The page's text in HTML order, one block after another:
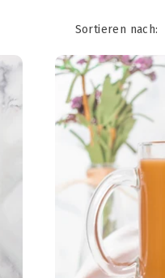
o
n
Sortieren nach: